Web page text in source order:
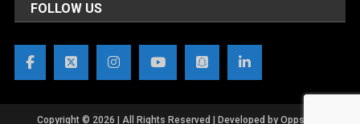
FOLLOW US
Copyright © 2026 | All Rights Reserved | Developed by OppsWeb